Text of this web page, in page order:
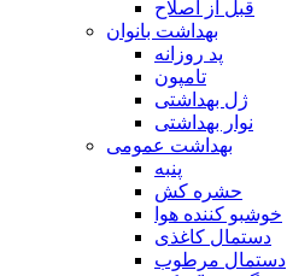
قبل از اصلاح
بهداشت بانوان
پد روزانه
تامپون
ژل بهداشتی
نوار بهداشتی
بهداشت عمومی
پنبه
حشره کش
خوشبو کننده هوا
دستمال کاغذی
دستمال مرطوب